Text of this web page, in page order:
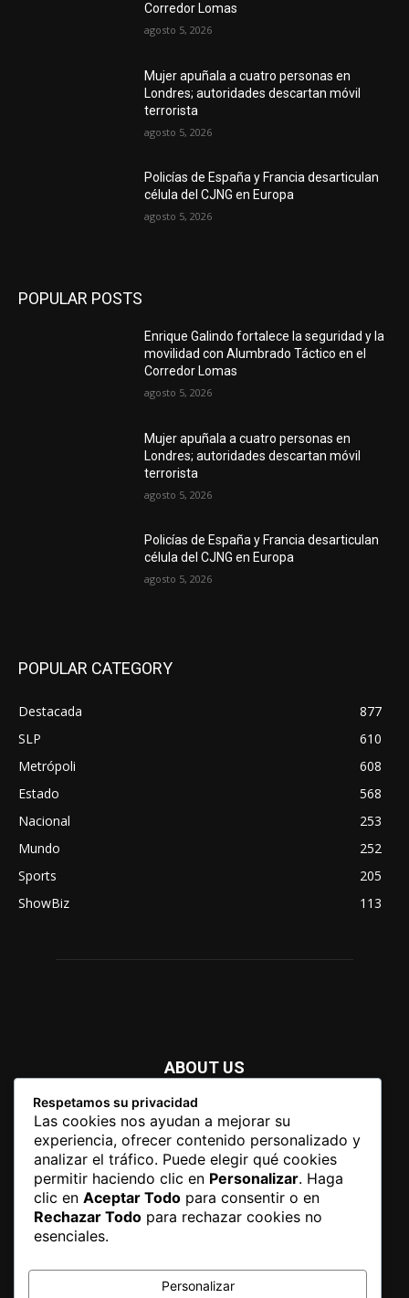
Corredor Lomas
agosto 5, 2026
Mujer apuñala a cuatro personas en
Londres; autoridades descartan móvil
terrorista
agosto 5, 2026
Policías de España y Francia desarticulan
célula del CJNG en Europa
agosto 5, 2026
POPULAR POSTS
Enrique Galindo fortalece la seguridad y la
movilidad con Alumbrado Táctico en el
Corredor Lomas
agosto 5, 2026
Mujer apuñala a cuatro personas en
Londres; autoridades descartan móvil
terrorista
agosto 5, 2026
Policías de España y Francia desarticulan
célula del CJNG en Europa
agosto 5, 2026
POPULAR CATEGORY
Destacada
877
SLP
610
Metrópoli
608
Estado
568
Nacional
253
Mundo
252
Sports
205
ShowBiz
113
ABOUT US
Newspaper is your news, entertainment, music fashion
website. We provide you with the latest breaking news and
videos straight from the entertainment industry.
Contact us:contact@yoursite.com
Respetamos su privacidad
Las cookies nos ayudan a mejorar su
experiencia, ofrecer contenido personalizado y
analizar el tráfico. Puede elegir qué cookies
permitir haciendo clic en Personalizar. Haga
clic en Aceptar Todo para consentir o en
Rechazar Todo para rechazar cookies no
esenciales.
Personalizar